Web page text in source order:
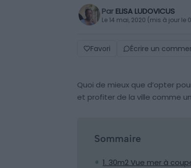
Par ELISA LUDOVICUS
Le 14 mai, 2020 (mis à jour le
Favori Écrire un
Quoi de mieux que d’opter
et profiter de la ville comme
Sommaire
1. 30m2 Vue mer à